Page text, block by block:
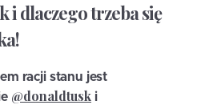
i dlaczego trzeba się
racji stanu jest
@donaldtusk i